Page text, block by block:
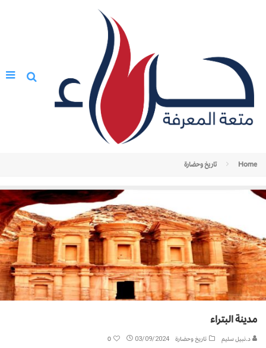
Home تاريخ وحضارة
مدينة البتراء
د.نبيل سليم تاريخ وحضارة 03/09/2024
0